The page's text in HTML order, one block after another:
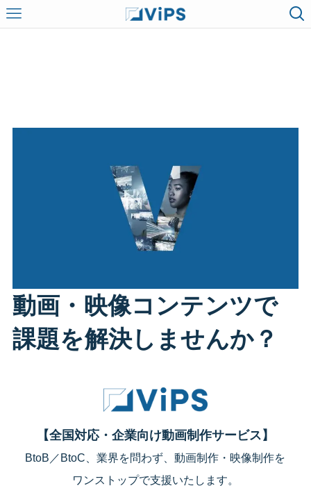
動画・映像コンテンツで
課題を解決しませんか？
【全国対応・企業向け動画制作サービス】
BtoB／BtoC、業界を問わず、動画制作・映像制作を
ワンストップで支援いたします。